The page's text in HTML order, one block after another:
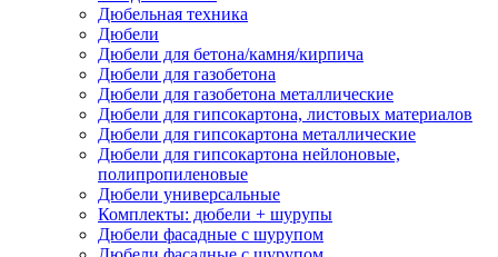
Дюбельная техника
Дюбели
Дюбели для бетона/камня/кирпича
Дюбели для газобетона
Дюбели для газобетона металлические
Дюбели для гипсокартона, листовых материалов
Дюбели для гипсокартона металлические
Дюбели для гипсокартона нейлоновые,
полипропиленовые
Дюбели универсальные
Комплекты: дюбели + шурупы
Дюбели фасадные с шурупом